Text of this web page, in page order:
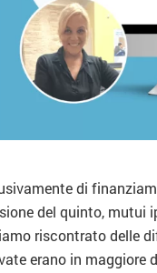
di
del quinto, mutui
riscontrato delle
erano in maggiore